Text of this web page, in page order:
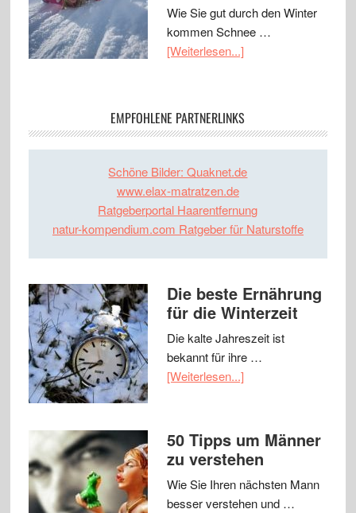
Wie Sie gut durch den Winter
kommen Schnee …
[Weiterlesen...]
EMPFOHLENE PARTNERLINKS
Schöne Bilder: Quaknet.de
www.elax-matratzen.de
Ratgeberportal Haarentfernung
natur-kompendium.com Ratgeber für Naturstoffe
Die beste Ernährung
für die Winterzeit
Die kalte Jahreszeit ist
bekannt für ihre …
[Weiterlesen...]
50 Tipps um Männer
zu verstehen
Wie Sie Ihren nächsten Mann
besser verstehen und …